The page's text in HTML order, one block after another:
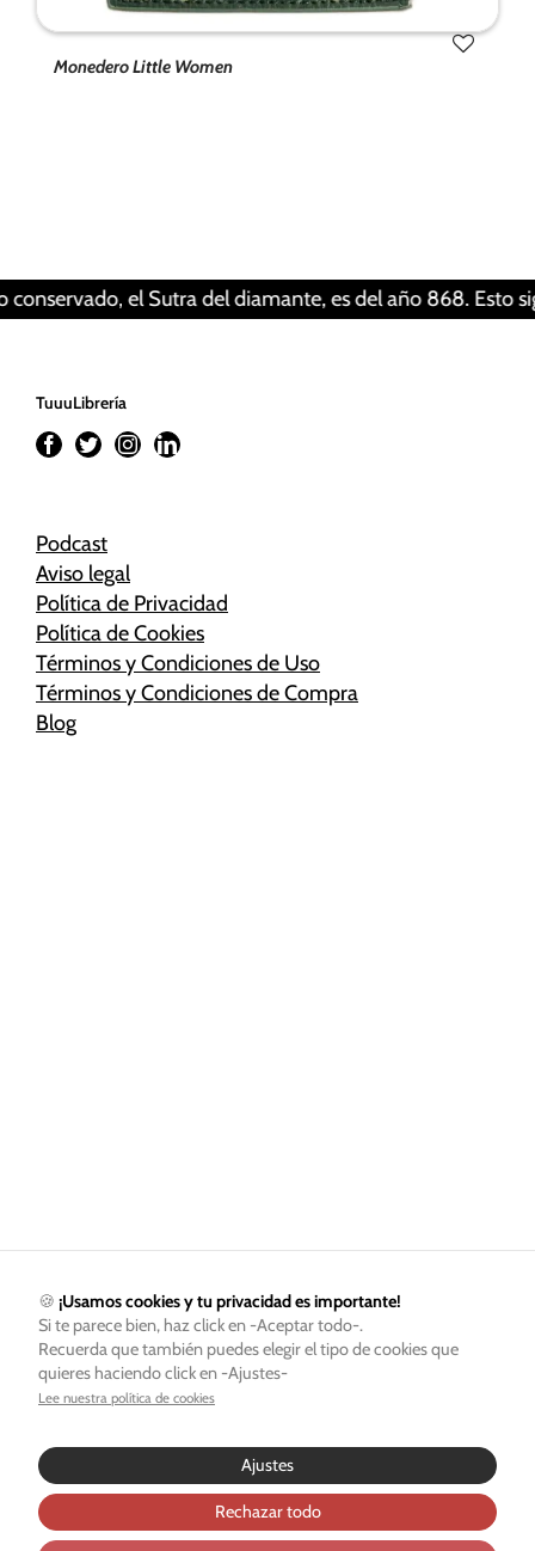
Monedero Little Women
Sutra del diamante, es del año 868. Esto significa
TuuuLibrería
Podcast
Aviso legal
Política de Privacidad
Política de Cookies
Términos y Condiciones de Uso
Términos y Condiciones de Compra
Blog
🍪 ¡Usamos cookies y tu privacidad es importante!
Si te parece bien, haz click en -Aceptar todo-.
Recuerda que también puedes elegir el tipo de cookies que
quieres haciendo click en -Ajustes-
Lee nuestra política de cookies
Ajustes
Rechazar todo